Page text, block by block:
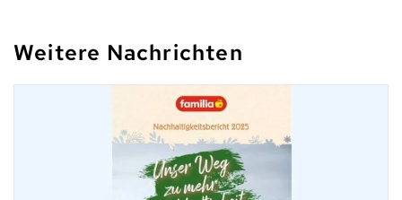
Weitere Nachrichten